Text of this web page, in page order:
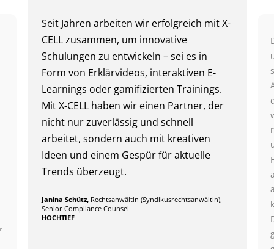
Seit Jahren arbeiten wir erfolgreich mit X-
CELL zusammen, um innovative
Schulungen zu entwickeln – sei es in
Form von Erklärvideos, interaktiven E-
Learnings oder gamifizierten Trainings.
Mit X-CELL haben wir einen Partner, der
nicht nur zuverlässig und schnell
arbeitet, sondern auch mit kreativen
Ideen und einem Gespür für aktuelle
Trends überzeugt.
Janina Schütz, Rechtsanwältin (Syndikusrechtsanwältin),
Senior Compliance Counsel
HOCHTIEF